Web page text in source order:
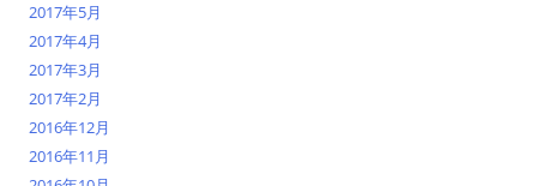
2017年5月
2017年4月
2017年3月
2017年2月
2016年12月
2016年11月